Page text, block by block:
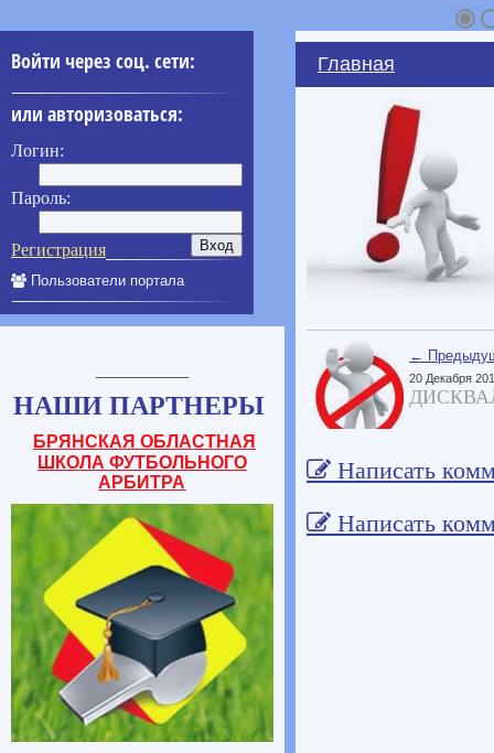
Войти через соц. сети:
или авторизоваться:
Логин:
Пароль:
Регистрация
Пользователи портала
НАШИ ПАРТНЕРЫ
БРЯНСКАЯ ОБЛАСТНАЯ
ШКОЛА ФУТБОЛЬНОГО
АРБИТРА
Главная
←
20 Декабря
Написать
Написать